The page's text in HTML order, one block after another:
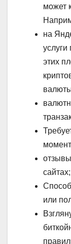
может
на
услуги
этих
сайтах;
или